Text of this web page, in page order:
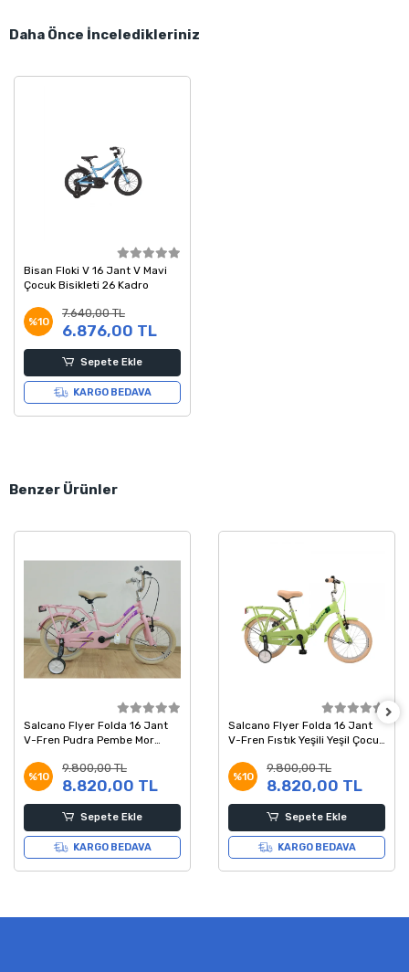
Daha Önce İnceledikleriniz
Bisan Floki V 16 Jant V Mavi
Çocuk Bisikleti 26 Kadro
%10
7.640,00 TL
6.876,00 TL
Sepete Ekle
KARGO BEDAVA
Benzer Ürünler
Salcano Flyer Folda 16 Jant
V-Fren Pudra Pembe Mor
%10
9.800,00 TL
8.820,00 TL
Sepete Ekle
KARGO BEDAVA
Salcano Flyer Folda 16 Jant
V-Fren Fıstık Yeşili Yeşil Çocuk
%10
9.800,00 TL
8.820,00 TL
Sepete Ekle
KARGO BEDAVA